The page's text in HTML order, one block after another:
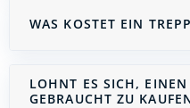
WAS KOSTET EIN
LOHNT ES SICH, EINEN
GEBRAUCHT ZU